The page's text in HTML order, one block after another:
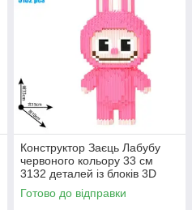
Конструктор Заєць Лабубу
червоного кольору 33 см
3132 деталей із блоків 3D
Magic Blocks, блокові
конструктори
Готово до відправки